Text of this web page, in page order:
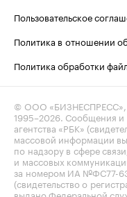
Пользовательское
Политика в отношении
Политика обработки
© ООО
1995–2026 . Сообщения
агентства «РБК»
массовой информации
по надзору в сфере
и массовых
за номером ИА №ФС77-
(свидетельство о
выдано Федеральной